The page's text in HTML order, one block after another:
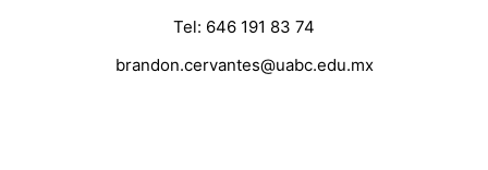
Tel: 646 191 83 74
brandon.cervantes@uabc.edu.mx